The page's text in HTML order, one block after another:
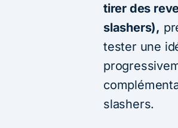
tirer des
slashers),
tester une
slashers.